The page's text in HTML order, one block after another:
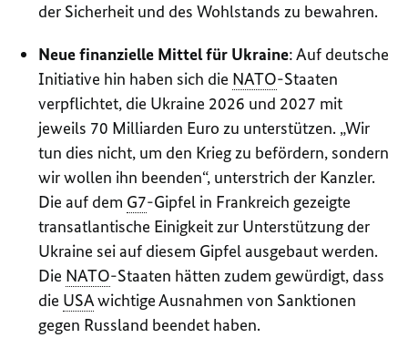
der Sicherheit und des Wohlstands zu bewahren.
Neue finanzielle Mittel für Ukraine: Auf deutsche
Initiative hin haben sich die NATO-Staaten
verpflichtet, die Ukraine 2026 und 2027 mit
jeweils 70 Milliarden Euro zu unterstützen. „Wir
tun dies nicht, um den Krieg zu befördern, sondern
wir wollen ihn beenden“, unterstrich der Kanzler.
Die auf dem G7-Gipfel in Frankreich gezeigte
transatlantische Einigkeit zur Unterstützung der
Ukraine sei auf diesem Gipfel ausgebaut werden.
Die NATO-Staaten hätten zudem gewürdigt, dass
die USAwichtige Ausnahmen von Sanktionen
gegen Russland beendet haben.